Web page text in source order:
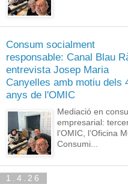
Consum socialment
responsable: Canal Blau
entrevista Josep Maria
Canyelles amb motiu dels
anys de l'OMIC
Mediació en
empresarial:
l’OMIC, l’Oficina
Consumi...
1.4.26